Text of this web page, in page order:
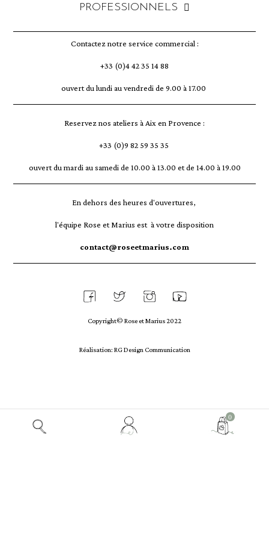
Mon
compte
0
PROFESSIONNELS
Contactez notre service commercial :
+33 (0)4 42 35 14 88
ouvert du lundi au vendredi de 9.00 à 17.00
Reservez nos ateliers à Aix en Provence :
+33 (0)9 82 59 35 35
ouvert du mardi au samedi de 10.00 à 13.00 et de 14.00 à 19.00
En dehors des heures d'ouvertures,
l'équipe Rose et Marius est à votre disposition
contact@roseetmarius.com
Réalisation: RG Design Communication
Copyright© Rose et Marius 2022